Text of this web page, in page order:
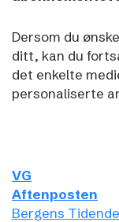
Dersom du
ditt, kan du
det enkelte
personaliserte
VG
Aftenposten
Bergens Tidende